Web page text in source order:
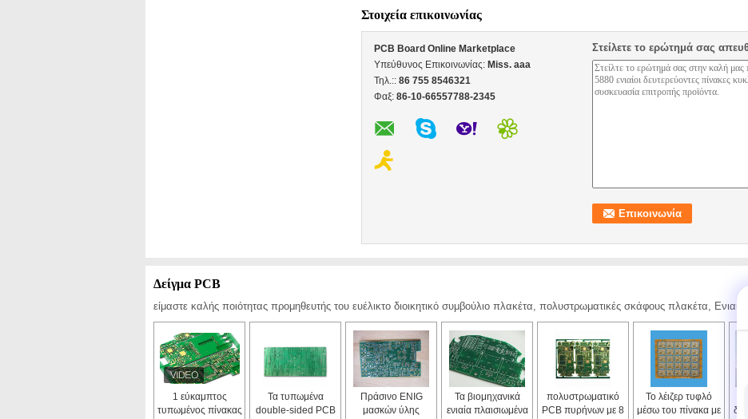
Στοιχεία επικοινωνίας
PCB Board Online Marketplace
Υπεύθυνος Επικοινωνίας: Miss. aaa
Τηλ.:: 86 755 8546321
Φαξ: 86-10-66557788-2345
Στείλετε το ερώτημά σας
Δείγμα PCB
είμαστε καλής ποιότητας προμηθευτής του ευέλικτο διοικητικό συμβούλιο πλακέτα, πολυστρωματικές σκάφους πλακέτα,
1 εύκαμπτος
τυπωμένος πίνακας
Τα τυπωμένα
double-sided PCB
Πράσινο ENIG
μασκών ύλης
Τα βιομηχανικά
ενιαία πλαισιωμένα
πολυστρωματικό
PCB πυρήνων με 8
Το λέιζερ τυφλό
μέσω του πίνακα με